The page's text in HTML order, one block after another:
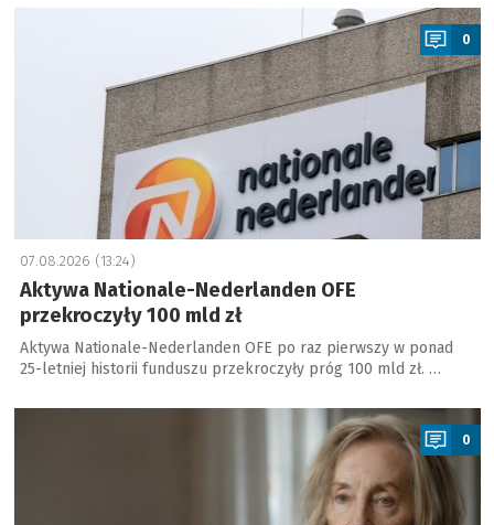
0
07.08.2026 (13:24)
Aktywa Nationale-Nederlanden OFE
przekroczyły 100 mld zł
Aktywa Nationale-Nederlanden OFE po raz pierwszy w ponad
25-letniej historii funduszu przekroczyły próg 100 mld zł. …
a
0